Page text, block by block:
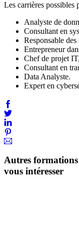
Les carrières possibles
Analyste de
Consultant en
Responsable
Entrepreneur
Chef de projet IT,
Consultant en
Data Analyste.
Expert en
Autres
vous intéresser